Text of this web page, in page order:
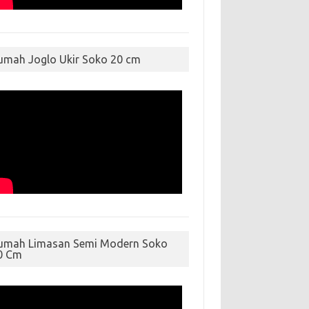
Joglo Ukir Soko 20 cm
Limasan Semi Modern Soko
Cm